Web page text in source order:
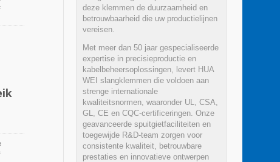
deze klemmen de duurzaamheid en
betrouwbaarheid die uw productielijnen
vereisen.
Met meer dan 50 jaar gespecialiseerde
expertise in precisieproductie en
kabelbeheersoplossingen, levert HUA
WEI slangklemmen die voldoen aan
strenge internationale
kwaliteitsnormen, waaronder UL, CSA,
GL, CE en CQC-certificeringen. Onze
geavanceerde spuitgietfaciliteiten en
toegewijde R&D-team zorgen voor
consistente kwaliteit, betrouwbare
prestaties en innovatieve ontwerpen